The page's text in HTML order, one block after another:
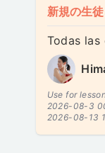
新規の生
Todas las
Use for
2026-08-3
2026-08-13